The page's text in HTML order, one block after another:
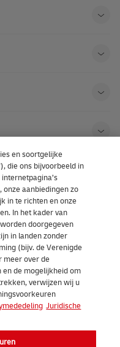
DHL Parcel Benelux). Alle
en soortgelijke
die ons bijvoorbeeld in
onze aanbiedingen zo
in te richten en onze
In het kader van
doorgegeven
in landen zonder
(bijv. de Verenigde
meer over de
de mogelijkheid om
verwijzen wij u
Juridische